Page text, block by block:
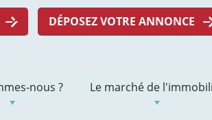
DÉPOSEZ VOTRE ANNONCE
nous ? Le marché de